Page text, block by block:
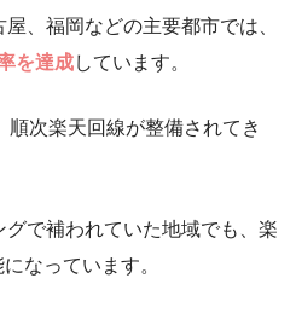
、福岡などの主要都市では、
を達成しています。
次楽天回線が整備されてき
で補われていた地域でも、楽
なっています。